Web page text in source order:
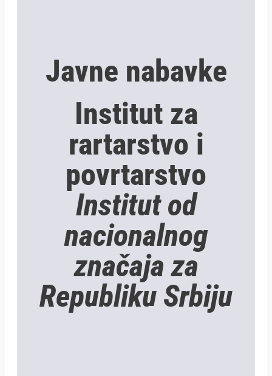
Javne nabavke
Institut za
rartarstvo i
povrtarstvo
Institut od
nacionalnog
značaja za
Republiku Srbiju